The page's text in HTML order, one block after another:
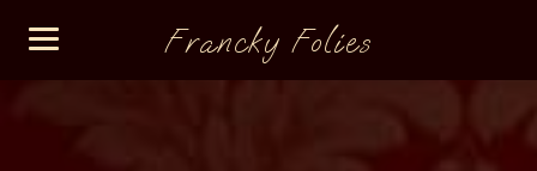
Francky Folies